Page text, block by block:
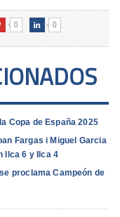
0  0
Copa de España 2025
Fargas i Miguel Garcia
Ilca 6 y Ilca 4
proclama Campeón de